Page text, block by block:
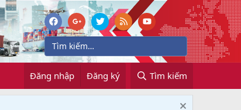
Đăng nhập Đăng ký Tìm kiếm